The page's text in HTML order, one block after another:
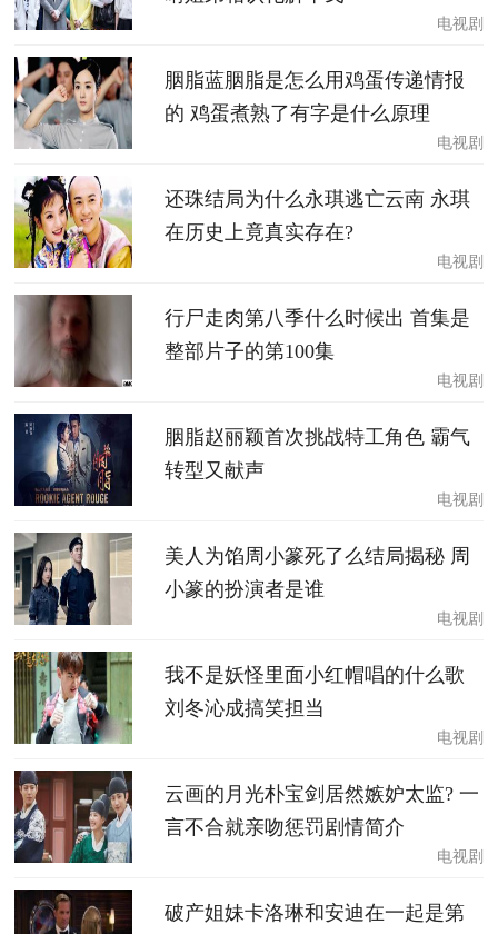
电视剧
胭脂蓝胭脂是怎么用鸡蛋传递情报
的 鸡蛋煮熟了有字是什么原理
电视剧
还珠结局为什么永琪逃亡云南 永琪
在历史上竟真实存在?
电视剧
行尸走肉第八季什么时候出 首集是
整部片子的第100集
电视剧
胭脂赵丽颖首次挑战特工角色 霸气
转型又献声
电视剧
美人为馅周小篆死了么结局揭秘 周
小篆的扮演者是谁
电视剧
我不是妖怪里面小红帽唱的什么歌
刘冬沁成搞笑担当
电视剧
云画的月光朴宝剑居然嫉妒太监? 一
言不合就亲吻惩罚剧情简介
电视剧
破产姐妹卡洛琳和安迪在一起是第